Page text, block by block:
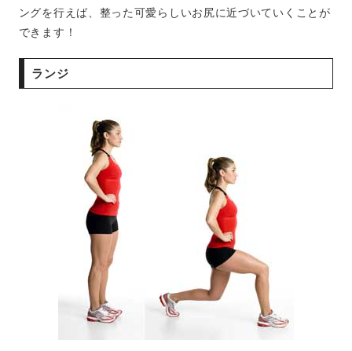
ングを行えば、整った可愛らしいお尻に近づいていくことが
できます！
ランジ